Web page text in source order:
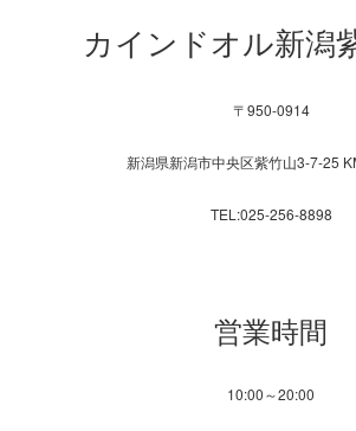
カインドオル新潟
〒950-0914
新潟県新潟市中央区紫竹山3-7-25
TEL:025-256-8898
営業時間
10:00～20:00